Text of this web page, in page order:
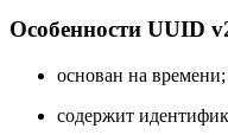
Особенности UUID
основан на времени;
содержит